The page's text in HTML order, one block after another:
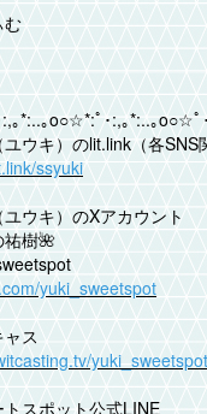
む
｡*:..｡o○☆*:ﾟ･:,｡*:..｡o○☆ﾟ
ウキ）のlit.link（各SNS
ssyuki
ウキ）のXアカウント
樹🌺
yuki_sweetspot
ス
スポット公式LINE